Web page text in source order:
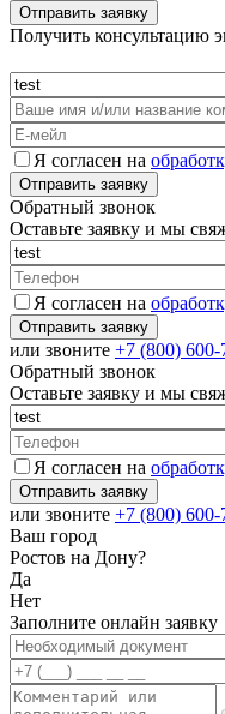
Получить консультацию
Я согласен на
Обратный звонок
Оставьте заявку и мы
Я согласен на
или звоните +7 (800) 600-
Обратный звонок
Оставьте заявку и мы
Я согласен на
или звоните +7 (800) 600-
Ваш город
Ростов на Дону?
Да
Нет
Заполните онлайн заявку